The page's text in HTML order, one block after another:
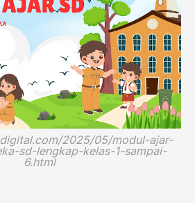
2025/05/modul-ajar-
sd-lengkap-kelas-1-sampai-
6.html